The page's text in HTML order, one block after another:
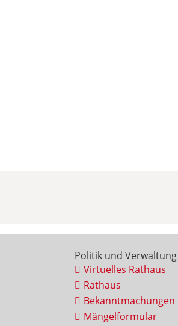
Politik und Verwaltung
Virtuelles Rathaus
Rathaus
Bekanntmachungen
Mängelformular